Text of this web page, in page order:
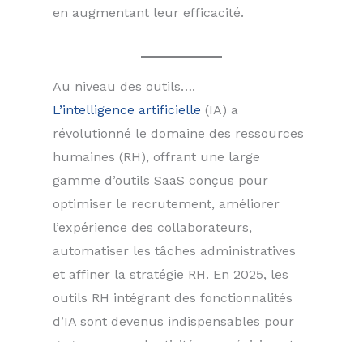
en augmentant leur efficacité.
Au niveau des outils….
L’intelligence artificielle (IA) a
révolutionné le domaine des ressources
humaines (RH), offrant une large
gamme d’outils SaaS conçus pour
optimiser le recrutement, améliorer
l’expérience des collaborateurs,
automatiser les tâches administratives
et affiner la stratégie RH. En 2025, les
outils RH intégrant des fonctionnalités
d’IA sont devenus indispensables pour